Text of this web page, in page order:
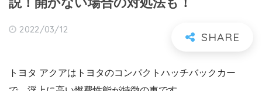
2022/03/12
トヨタ アクアはトヨタのコンパクトハッチバックカー